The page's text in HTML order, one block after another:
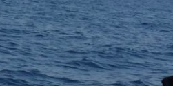
Ir al contenido principal